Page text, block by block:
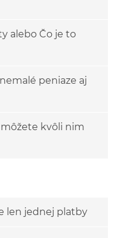
alebo Čo je to
peniaze aj
môžete kvôli nim
len jednej platby